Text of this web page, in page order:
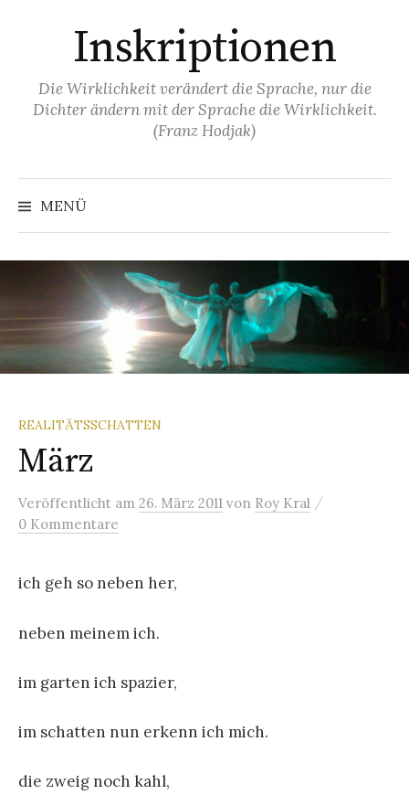
Inskriptionen
Die Wirklichkeit verändert die Sprache, nur die
Dichter ändern mit der Sprache die Wirklichkeit.
(Franz Hodjak)
MENÜ
REALITÄTSSCHATTEN
März
Veröffentlicht am 26. März 2011 von Roy Kral /
0 Kommentare
ich geh so neben her,
neben meinem ich.
im garten ich spazier,
im schatten nun erkenn ich mich.
die zweig noch kahl,